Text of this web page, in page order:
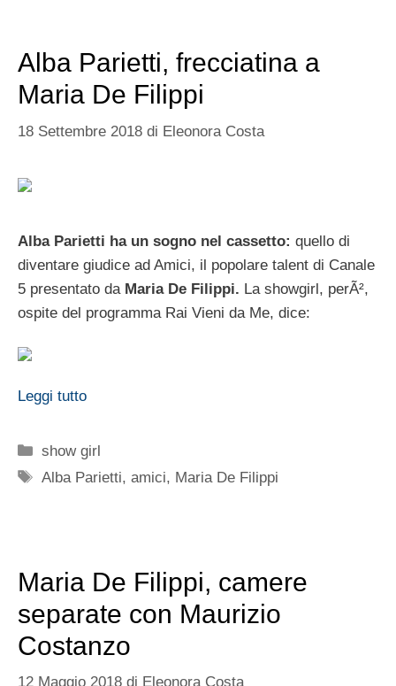
Alba Parietti, frecciatina a
Maria De Filippi
18 Settembre 2018 di Eleonora Costa
Alba Parietti ha un sogno nel cassetto: quello di
diventare giudice ad Amici, il popolare talent di Canale
5 presentato da Maria De Filippi. La showgirl, perÃ²,
ospite del programma Rai Vieni da Me, dice:
Leggi tutto
Categorie
show girl
Tag
Alba Parietti,amici, Maria De Filippi
Maria De Filippi, camere
separate con Maurizio
Costanzo
12 Maggio 2018 di Eleonora Costa